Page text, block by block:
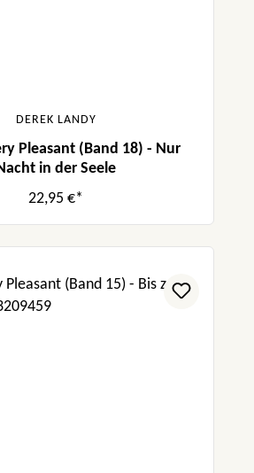
DEREK LANDY
Pleasant (Band 18) - Nur
in der Seele
22,95 €*